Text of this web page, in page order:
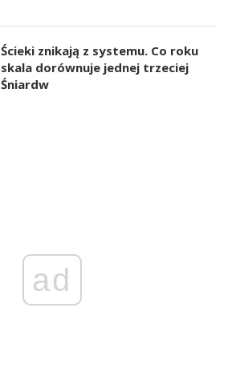
Ścieki znikają z systemu. Co roku
skala dorównuje jednej trzeciej
Śniardw
ad